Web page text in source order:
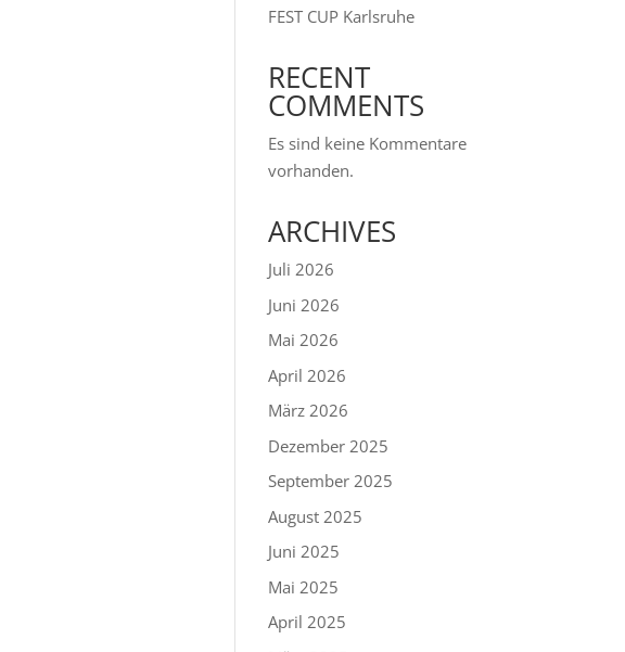
FEST CUP Karlsruhe
RECENT
COMMENTS
Es sind keine Kommentare
vorhanden.
ARCHIVES
Juli 2026
Juni 2026
Mai 2026
April 2026
März 2026
Dezember 2025
September 2025
August 2025
Juni 2025
Mai 2025
April 2025